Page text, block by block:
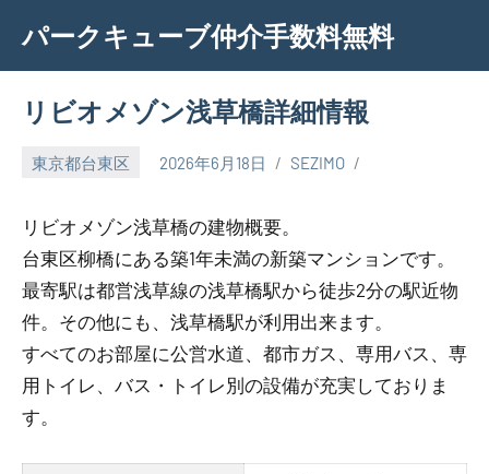
content
パークキューブ仲介手数料無料
リビオメゾン浅草橋詳細情報
東京都台東区 2026年6月18日 SEZIMO
リビオメゾン浅草橋の建物概要。
台東区柳橋にある築1年未満の新築マンションです。
最寄駅は都営浅草線の浅草橋駅から徒歩2分の駅近物
件。その他にも、浅草橋駅が利用出来ます。
すべてのお部屋に公営水道、都市ガス、専用バス、専
用トイレ、バス・トイレ別の設備が充実しておりま
す。